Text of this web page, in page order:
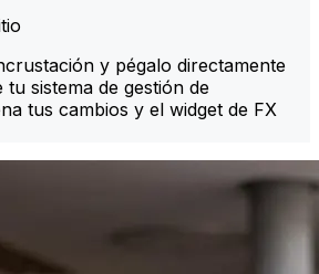
y pégalo directamente
sistema de gestión de
tus cambios y el widget de FX